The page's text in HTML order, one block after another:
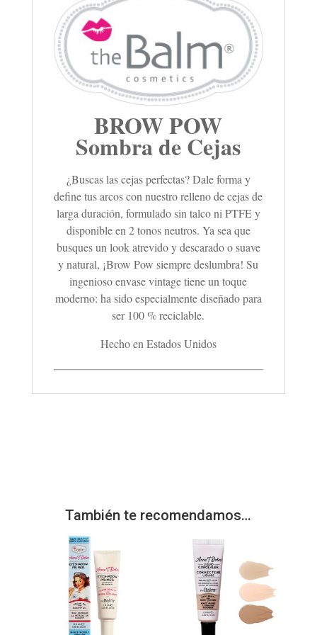
BROW POW
Sombra de Cejas
¿Buscas las cejas perfectas? Dale forma y
define tus arcos con nuestro relleno de cejas de
larga duración, formulado sin talco ni PTFE y
disponible en 2 tonos neutros. Ya sea que
busques un look atrevido y descarado o suave
y natural, ¡Brow Pow siempre deslumbra! Su
ingenioso envase vintage tiene un toque
moderno: ha sido especialmente diseñado para
ser 100 % reciclable.
Hecho en Estados Unidos
También te recomendamos…